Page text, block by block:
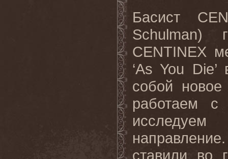
Басист
Schulman)
CENTINEX
‘As You Die’
собой
новое
работаем
с
исследуем
направление
ставили
во